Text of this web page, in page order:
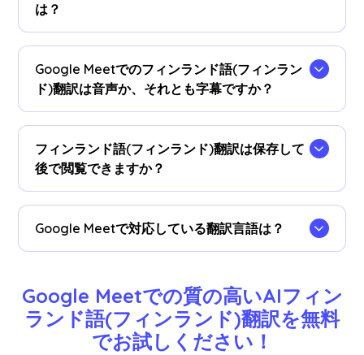
は？
まず、JotMeのChrome拡張機能をChromeに追加
するとすぐにリアルタイムフィンランド語(フィン
ランド)翻訳が使えます。
Google Meetでのフィンランド語(フィンラン
ド)翻訳は音声か、それとも字幕ですか？
現在、字幕で公には提供しております。音声フィ
ンランド語(フィンランド)翻訳が必要な場合は、
お問い合わせください。
フィンランド語(フィンランド)翻訳は保存して
後で閲覧できますか？
はい、保存された翻訳はJotMeダッシュボードで
閲覧可能です。文字起こしされた議事録もフィン
ランド語(フィンランド)翻訳と並べて確認できま
Google Meetで対応している翻訳言語は？
ン語、フィンランド語、アラビア語、ヒンディー
語、ウルドゥー語、トルコ語、ノルウェー語、イ
タリア語、ビルマ語、ロシア語、フィリピン語、
Google Meetでの質の高いAIフィン
ランド語(フィンランド)翻訳を無料
でお試しください！